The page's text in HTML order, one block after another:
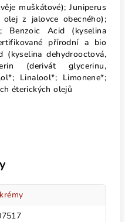
muškátové); Juniperus
z jalovce obecného);
Benzoic Acid (kyselina
přírodní a bio
(kyselina dehydrooctová,
(derivát glycerinu,
Linalool*; Limonene*;
éterických olejů